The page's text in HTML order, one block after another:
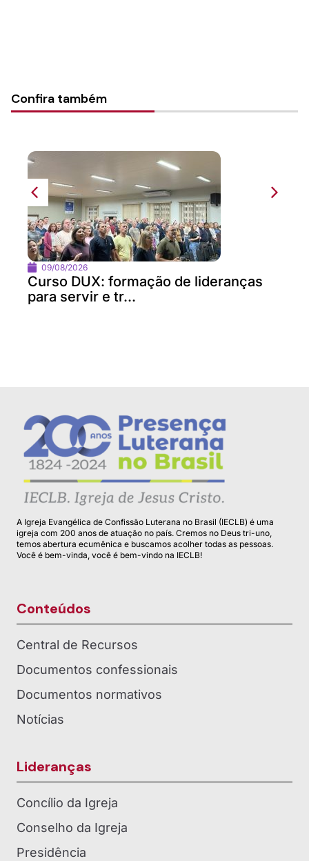
Confira também
09/08/2026
Curso DUX: formação de lideranças
para servir e tr...
A Igreja Evangélica de Confissão Luterana no Brasil (IECLB) é uma
igreja com 200 anos de atuação no país. Cremos no Deus tri-uno,
temos abertura ecumênica e buscamos acolher todas as pessoas.
Você é bem-vinda, você é bem-vindo na IECLB!
Conteúdos
Central de Recursos
Documentos confessionais
Documentos normativos
Notícias
Lideranças
Concílio da Igreja
Conselho da Igreja
Presidência